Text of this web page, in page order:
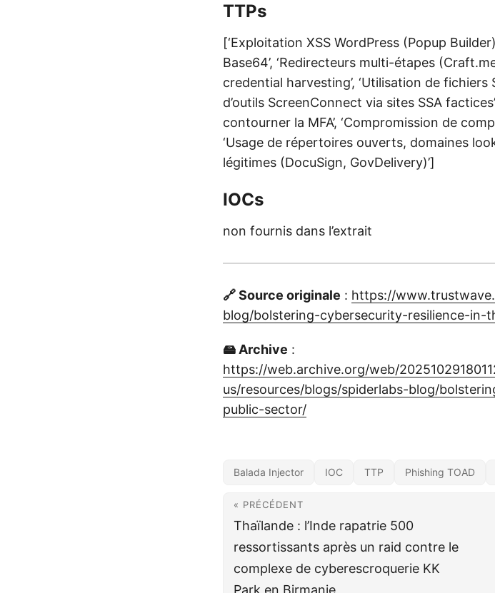
TTPs
[‘Exploitation XSS WordPress (Popup
Base64’, ‘Redirecteurs multi-étapes
credential harvesting’, ‘Utilisation de fichiers
d’outils ScreenConnect via sites SSA
contourner la MFA’, ‘Compromission de
‘Usage de répertoires ouverts, domaines
légitimes (DocuSign, GovDelivery)’]
IOCs
non fournis dans l’extrait
🔗 Source originale : https://
blog/bolstering-cybersecurity-resilience-in-
🖴 Archive :
https://web.archive.org/web/
us/resources/blogs/spiderlabs-blog/
public-sector/
Balada Injector IOC TTP Phishing TOAD
« PRÉCÉDENT
Thaïlande : l’Inde rapatrie 500
ressortissants après un raid contre le
complexe de cyberescroquerie KK